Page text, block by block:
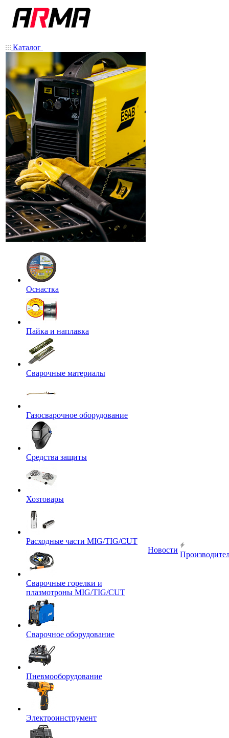
Каталог
Оснастка
Пайка и наплавка
Сварочные материалы
Газосварочное оборудование
Средства защиты
Хозтовары
Расходные части MIG/TIG/CUT
Сварочные горелки и
плазмотроны MIG/TIG/CUT
Сварочное оборудование
Пневмооборудование
Электроинструмент
Новости